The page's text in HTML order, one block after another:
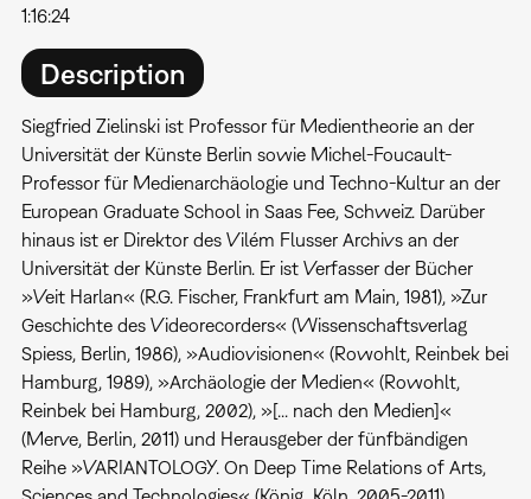
1:16:24
Description
Siegfried Zielinski ist Professor für Medientheorie an der
Universität der Künste Berlin sowie Michel-Foucault-
Professor für Medienarchäologie und Techno-Kultur an der
European Graduate School in Saas Fee, Schweiz. Darüber
hinaus ist er Direktor des Vilém Flusser Archivs an der
Universität der Künste Berlin. Er ist Verfasser der Bücher
»Veit Harlan« (R.G. Fischer, Frankfurt am Main, 1981), »Zur
Geschichte des Videorecorders« (Wissenschaftsverlag
Spiess, Berlin, 1986), »Audiovisionen« (Rowohlt, Reinbek bei
Hamburg, 1989), »Archäologie der Medien« (Rowohlt,
Reinbek bei Hamburg, 2002), »[... nach den Medien]«
(Merve, Berlin, 2011) und Herausgeber der fünfbändigen
Reihe »VARIANTOLOGY. On Deep Time Relations of Arts,